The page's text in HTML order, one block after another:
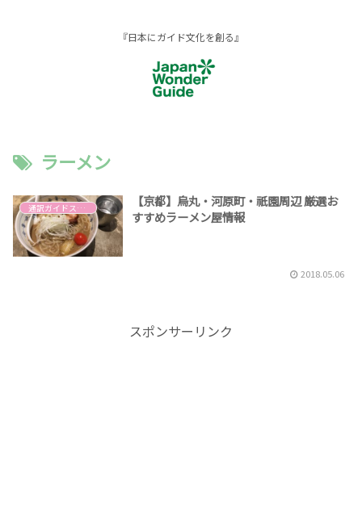
『日本にガイド文化を創る』
ラーメン
通訳ガイドスキルアップ
【京都】烏丸・河原町・祇園周辺 厳選お
すすめラーメン屋情報
2018.05.06
スポンサーリンク